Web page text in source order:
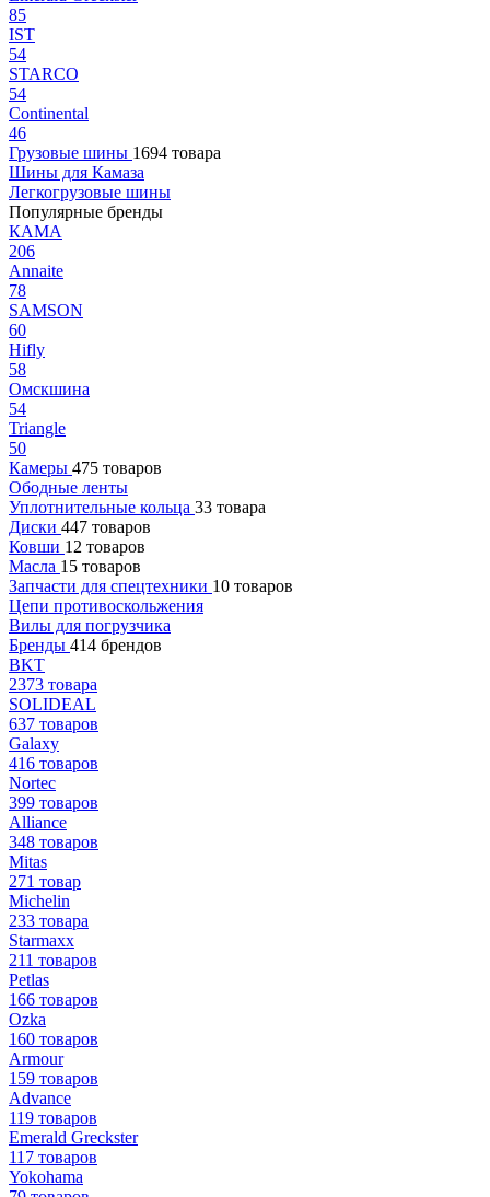
85
IST
54
STARCO
54
Continental
46
Грузовые шины 1694 товара
Шины для Камаза
Легкогрузовые шины
Популярные бренды
КАМА
206
Annaite
78
SAMSON
60
Hifly
58
Омскшина
54
Triangle
50
Камеры 475 товаров
Ободные ленты
Уплотнительные кольца 33 товара
Диски 447 товаров
Ковши 12 товаров
Масла 15 товаров
Запчасти для спецтехники 10 товаров
Цепи противоскольжения
Вилы для погрузчика
Бренды 414 брендов
BKT
2373 товара
SOLIDEAL
637 товаров
Galaxy
416 товаров
Nortec
399 товаров
Alliance
348 товаров
Mitas
271 товар
Michelin
233 товара
Starmaxx
211 товаров
Petlas
166 товаров
Ozka
160 товаров
Armour
159 товаров
Advance
119 товаров
Emerald Greckster
117 товаров
Yokohama